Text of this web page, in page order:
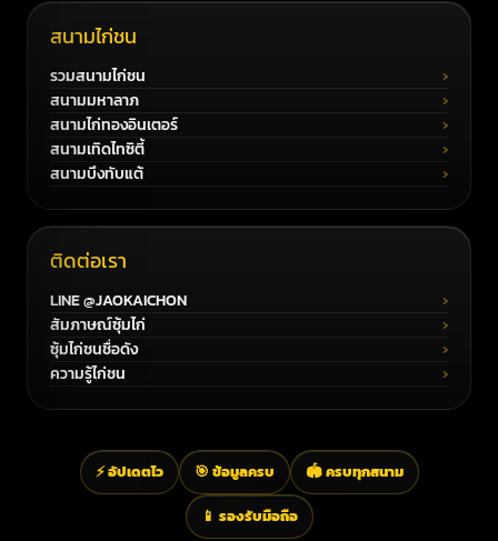
สนามไก่ชน
รวมสนามไก่ชน
สนามมหาลาภ
สนามไก่ทองอินเตอร์
สนามเทิดไทซิตี้
สนามบึงทับแต้
ติดต่อเรา
LINE @JAOKAICHON
สัมภาษณ์ซุ้มไก่
ซุ้มไก่ชนชื่อดัง
ความรู้ไก่ชน
⚡ อัปเดตไว 🎯 ข้อมูลครบ 🏟️ ครบทุกสนาม
📱 รองรับมือถือ